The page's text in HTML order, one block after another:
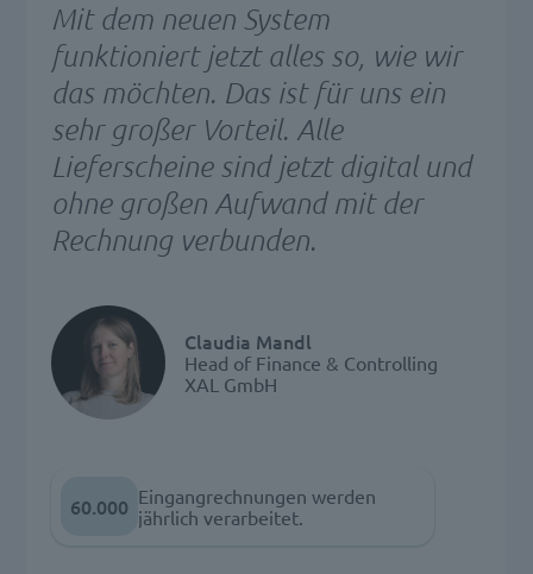
Mit dem neuen System
funktioniert jetzt alles so, wie wir
das möchten. Das ist für uns ein
sehr großer Vorteil. Alle
Lieferscheine sind jetzt digital und
ohne großen Aufwand mit der
Rechnung verbunden.
Claudia Mandl
Head of Finance & Controlling
XAL GmbH
60.000 Eingangrechnungen werden
jährlich verarbeitet.